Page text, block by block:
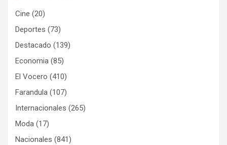
Cine (20)
Deportes (73)
Destacado (139)
Economia (85)
El Vocero (410)
Farandula (107)
Internacionales (265)
Moda (17)
Nacionales (841)